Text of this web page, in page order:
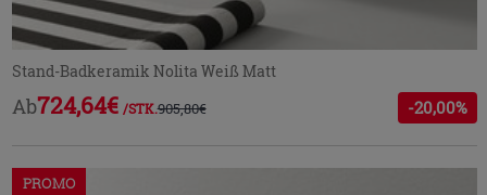
Stand-Badkeramik Nolita Weiß Matt
Ab724,64€ /STK.905,80€ -20,00%
PROMO